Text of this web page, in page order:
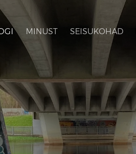
MINUST SEISUKOHAD